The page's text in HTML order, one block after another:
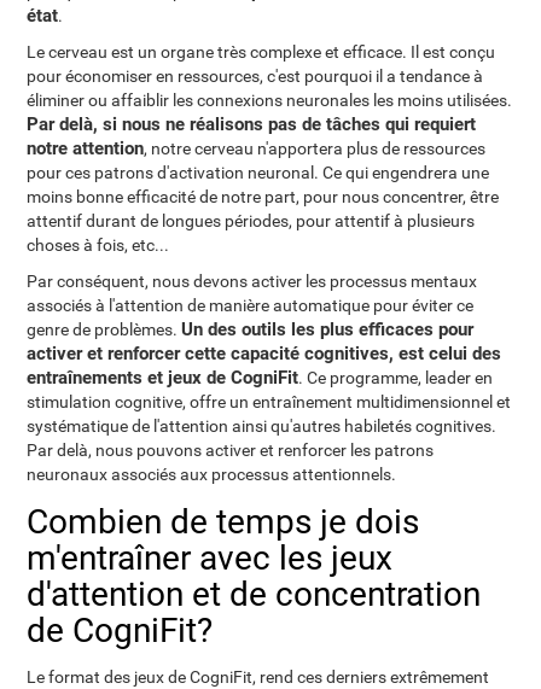
état.
Le cerveau est un organe très complexe et efficace. Il est conçu
pour économiser en ressources, c'est pourquoi il a tendance à
éliminer ou affaiblir les connexions neuronales les moins utilisées.
Par delà, si nous ne réalisons pas de tâches qui requiert
notre attention, notre cerveau n'apportera plus de ressources
pour ces patrons d'activation neuronal. Ce qui engendrera une
moins bonne efficacité de notre part, pour nous concentrer, être
attentif durant de longues périodes, pour attentif à plusieurs
choses à fois, etc...
Par conséquent, nous devons activer les processus mentaux
associés à l'attention de manière automatique pour éviter ce
genre de problèmes.Un des outils les plus efficaces pour
activer et renforcer cette capacité cognitives, est celui des
entraînements et jeux de CogniFit. Ce programme, leader en
stimulation cognitive, offre un entraînement multidimensionnel et
systématique de l'attention ainsi qu'autres habiletés cognitives.
Par delà, nous pouvons activer et renforcer les patrons
neuronaux associés aux processus attentionnels.
Combien de temps je dois
m'entraîner avec les jeux
d'attention et de concentration
de CogniFit?
Le format des jeux de CogniFit, rend ces derniers extrêmement